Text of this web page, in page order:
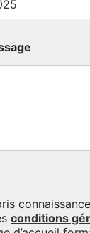
conditions